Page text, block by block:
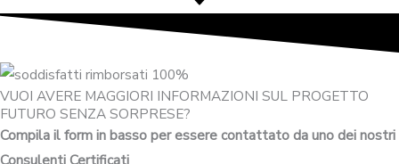
VUOI AVERE MAGGIORI INFORMAZIONI SUL PROGETTO
FUTURO SENZA SORPRESE?
Compila il form in basso per essere contattato da uno dei nostri
Consulenti Certificati